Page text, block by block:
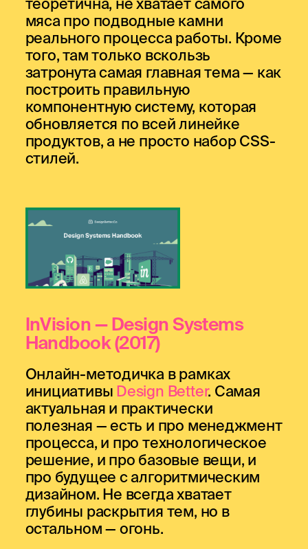
теоретична, не хватает самого
мяса про подводные камни
реального процесса работы. Кроме
того, там только вскользь
затронута самая главная тема — как
построить правильную
компонентную систему, которая
обновляется по всей линейке
продуктов, а не просто набор CSS-
стилей.
InVision — Design Systems
Handbook (2017)
Онлайн-методичка в рамках
инициативы Design Better. Самая
актуальная и практически
полезная — есть и про менеджмент
процесса, и про технологическое
решение, и про базовые вещи, и
про будущее с алгоритмическим
дизайном. Не всегда хватает
глубины раскрытия тем, но в
остальном — огонь.